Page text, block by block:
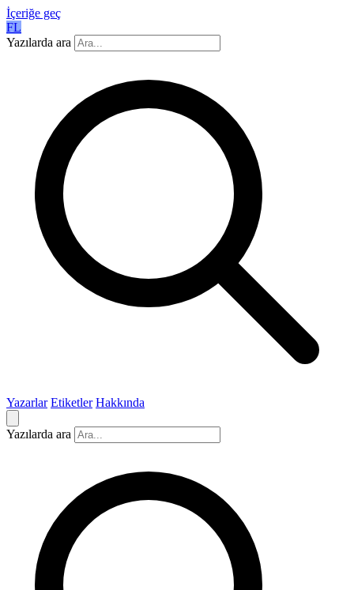
İçeriğe geç
FL
Yazılarda ara
Yazarlar Etiketler Hakkında
Yazılarda ara